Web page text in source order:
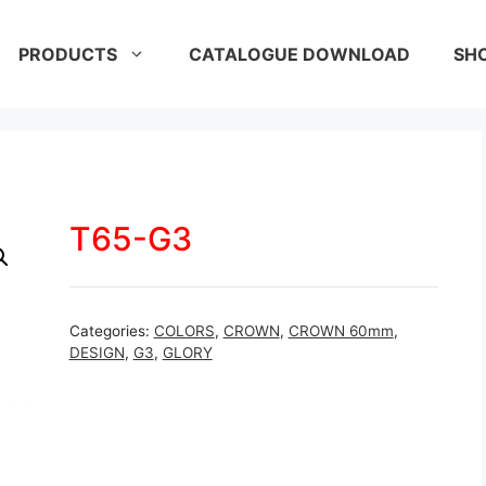
PRODUCTS CATALOGUE DOWNLOAD
T65-G3
Categories: COLORS, CROWN, CROWN 60mm,
DESIGN, G3, GLORY